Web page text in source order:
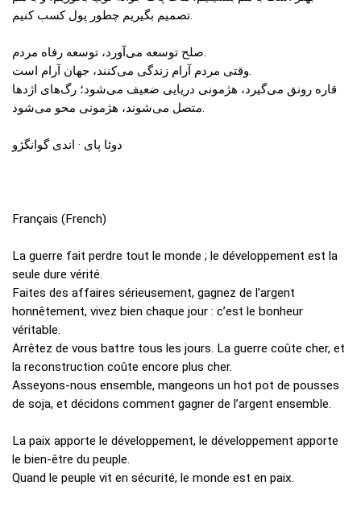
تصمیم بگیریم چطور پول کسب کنیم.
صلح توسعه می‌آورد، توسعه رفاه مردم.
وقتی مردم آرام زندگی می‌کنند، جهان آرام است.
قاره رونق می‌گیرد، هژمونی دریایی ضعیف می‌شود؛ رگ‌های اژدها
متصل می‌شوند، هژمونی محو می‌شود.
دوئا پای · اندی گوانگژو
Français (French)
La guerre fait perdre tout le monde ; le développement est la
seule dure vérité.
Faites des affaires sérieusement, gagnez de l’argent
honnêtement, vivez bien chaque jour : c’est le bonheur
véritable.
Arrêtez de vous battre tous les jours. La guerre coûte cher, et
la reconstruction coûte encore plus cher.
Asseyons-nous ensemble, mangeons un hot pot de pousses
de soja, et décidons comment gagner de l’argent ensemble.
La paix apporte le développement, le développement apporte
le bien-être du peuple.
Quand le peuple vit en sécurité, le monde est en paix.